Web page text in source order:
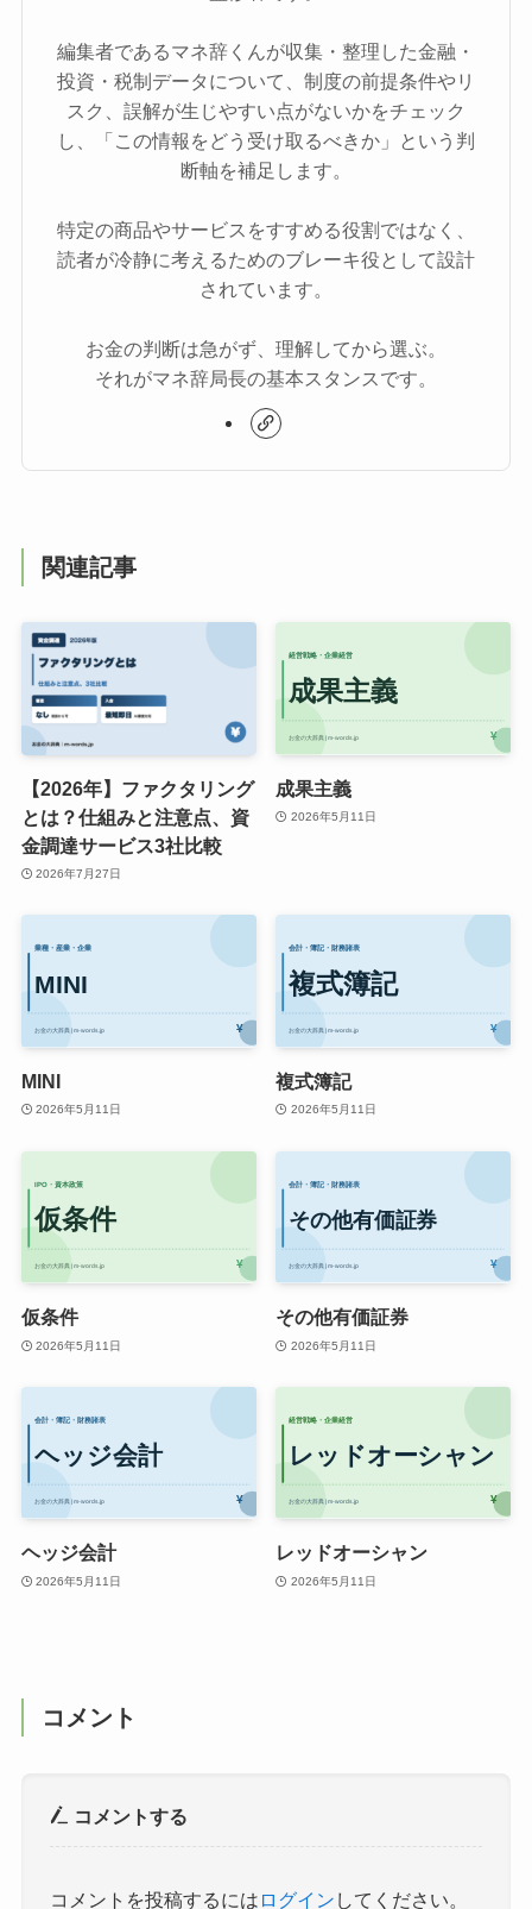
編集者であるマネ辞くんが収集・整理した金融・
投資・税制データについて、制度の前提条件やリ
スク、誤解が生じやすい点がないかをチェック
し、「この情報をどう受け取るべきか」という判
断軸を補足します。
特定の商品やサービスをすすめる役割ではなく、
読者が冷静に考えるためのブレーキ役として設計
されています。
お金の判断は急がず、理解してから選ぶ。
それがマネ辞局長の基本スタンスです。
関連記事
【2026年】ファクタリング
とは？仕組みと注意点、資
金調達サービス3社比較
2026年7月27日
成果主義
2026年5月11日
MINI
2026年5月11日
複式簿記
2026年5月11日
仮条件
2026年5月11日
その他有価証券
2026年5月11日
ヘッジ会計
2026年5月11日
レッドオーシャン
2026年5月11日
コメント
コメントする
コメントを投稿するには ログイン してください。